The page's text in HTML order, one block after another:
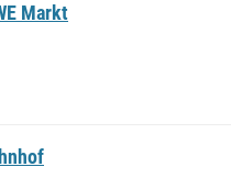
Markt